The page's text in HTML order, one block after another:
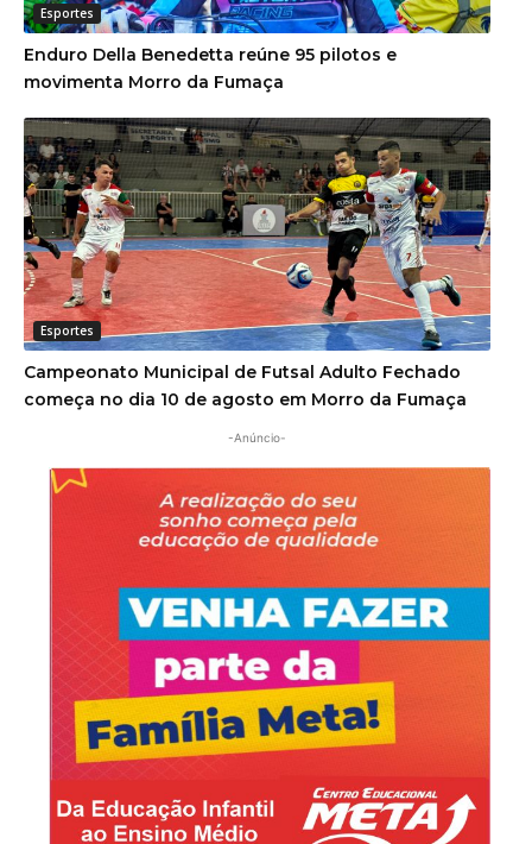
Esportes
Enduro Della Benedetta reúne 95 pilotos e
movimenta Morro da Fumaça
Esportes
Campeonato Municipal de Futsal Adulto Fechado
começa no dia 10 de agosto em Morro da Fumaça
-Anúncio-